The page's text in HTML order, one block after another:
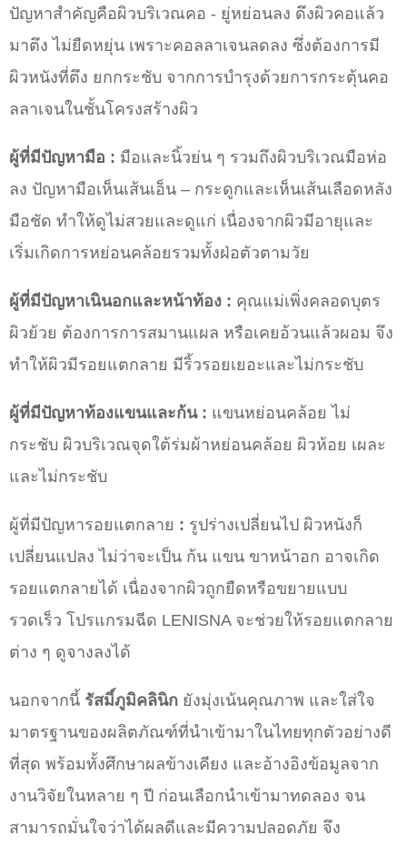
ปัญหาสำคัญคือผิวบริเวณคอ - ยู่หย่อนลง ดึงผิวคอแล้ว
มาตึง ไม่ยืดหยุ่น เพราะคอลลาเจนลดลง ซึ่งต้องการมี
ผิวหนังที่ตึง ยกกระชับ จากการบำรุงด้วยการกระตุ้นคอ
ลลาเจนในชั้นโครงสร้างผิว
ผู้ที่มีปัญหามือ : มือและนิ้วย่น ๆ รวมถึงผิวบริเวณมือห่อ
ลง ปัญหามือเห็นเส้นเอ็น – กระดูกและเห็นเส้นเลือดหลัง
มือชัด ทำให้ดูไม่สวยและดูแก่ เนื่องจากผิวมีอายุและ
เริ่มเกิดการหย่อนคล้อยรวมทั้งฝ่อตัวตามวัย
ผู้ที่มีปัญหาเนินอกและหน้าท้อง : คุณแม่เพิ่งคลอดบุตร
ผิวย้วย ต้องการการสมานแผล หรือเคยอ้วนแล้วผอม จึง
ทำให้ผิวมีรอยแตกลาย มีริ้วรอยเยอะและไม่กระชับ
ผู้ที่มีปัญหาท้องแขนและก้น : แขนหย่อนคล้อย ไม่
กระชับ ผิวบริเวณจุดใต้ร่มผ้าหย่อนคล้อย ผิวห้อย เผละ
และไม่กระชับ
ผู้ที่มีปัญหารอยแตกลาย : รูปร่างเปลี่ยนไป ผิวหนังก็
เปลี่ยนแปลง ไม่ว่าจะเป็น ก้น แขน ขาหน้าอก อาจเกิด
รอยแตกลายได้ เนื่องจากผิวถูกยืดหรือขยายแบบ
รวดเร็ว โปรแกรมฉีด LENISNA จะช่วยให้รอยแตกลาย
ต่าง ๆ ดูจางลงได้
นอกจากนี้ รัสมิ์ภูมิคลินิก ยังมุ่งเน้นคุณภาพ และใส่ใจ
มาตรฐานของผลิตภัณฑ์ที่นำเข้ามาในไทยทุกตัวอย่างดี
ที่สุด พร้อมทั้งศึกษาผลข้างเคียง และอ้างอิงข้อมูลจาก
งานวิจัยในหลาย ๆ ปี ก่อนเลือกนำเข้ามาทดลอง จน
สามารถมั่นใจว่าได้ผลดีและมีความปลอดภัย จึง